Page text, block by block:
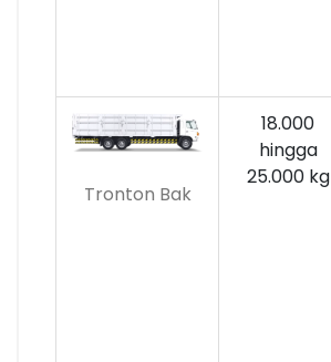
Tronton Bak
18.000
hingga
25.000 kg